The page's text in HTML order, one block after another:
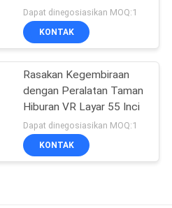
Dapat dinegosiasikan MOQ:1
KONTAK
Rasakan Kegembiraan
dengan Peralatan Taman
Hiburan VR Layar 55 Inci
Dapat dinegosiasikan MOQ:1
KONTAK